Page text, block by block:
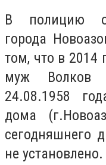
В полицию
города
том, что в 2014
муж Волков
24.08.1958
дома
сегодняшнего
не установлено.